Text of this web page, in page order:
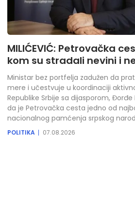
MILIĆEVIĆ: Petrovačka
kom su stradali nevini i
Ministar bez portfelja zadužen da
mere i učestvuje u koordinaciji
Republike Srbije sa dijasporom,
da je Petrovačka cesta jedno od
nacionalnog pamćenja srpskog
POLITIKA 07.08.2026